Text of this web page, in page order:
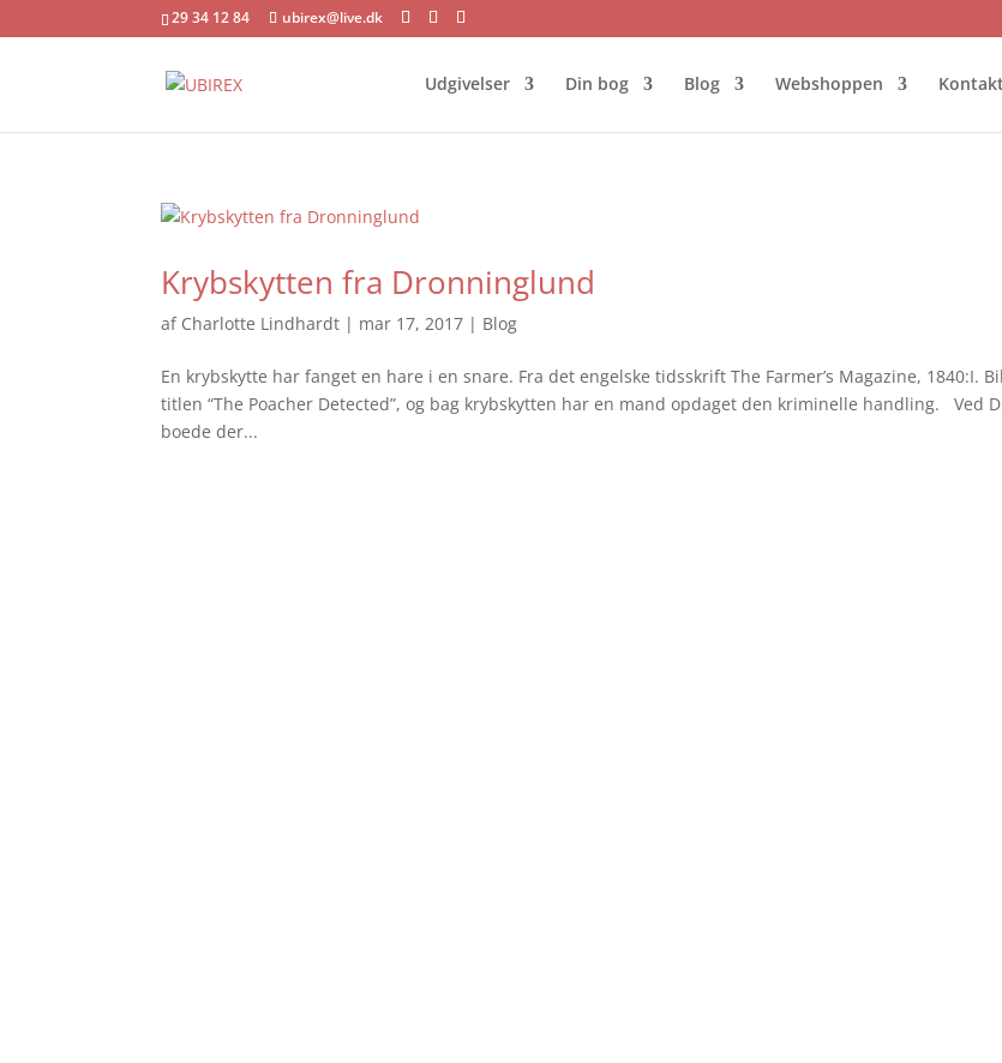
29 34 12 84 ubirex@live.dk
Udgivelser Din bog Blog Webshoppen Kontakt
Krybskytten fra Dronninglund
af Charlotte Lindhardt | mar 17, 2017 | Blog
En krybskytte har fanget en hare i en snare. Fra det engelske tidsskrift The Farmer’s Magazine, 1840:I.
titlen “The Poacher Detected”, og bag krybskytten har en mand opdaget den kriminelle handling. Ved
boede der...